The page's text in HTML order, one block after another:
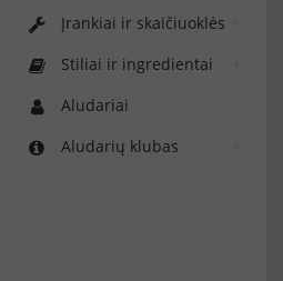
Įrankiai ir skaičiuoklės
Stiliai ir ingredientai
Aludariai
Aludarių klubas